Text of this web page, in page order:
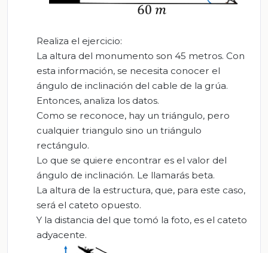
Realiza el ejercicio:
La altura del monumento son 45 metros. Con
esta información, se necesita conocer el
ángulo de inclinación del cable de la grúa.
Entonces, analiza los datos.
Como se reconoce, hay un triángulo, pero
cualquier triangulo sino un triángulo
rectángulo.
Lo que se quiere encontrar es el valor del
ángulo de inclinación. Le llamarás beta.
La altura de la estructura, que, para este caso,
será el cateto opuesto.
Y la distancia del que tomó la foto, es el cateto
adyacente.